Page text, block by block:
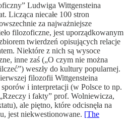
Ludwiga Wittgensteina
Licząca niecałe 100 stron
za najważniejsze
filozoficzne, jest uporządkowanym
twierdzeń opisujących relacje
Niektóre z nich są wysoce
inne zaś („O czym nie można
weszły do kultury popularnej.
filozofii Wittgensteina
i interpretacji (w Polsce to np.
i fakty” prof. Wolniewicza,
ale piętno, które odcisnęła na
jest niekwestionowane. [The